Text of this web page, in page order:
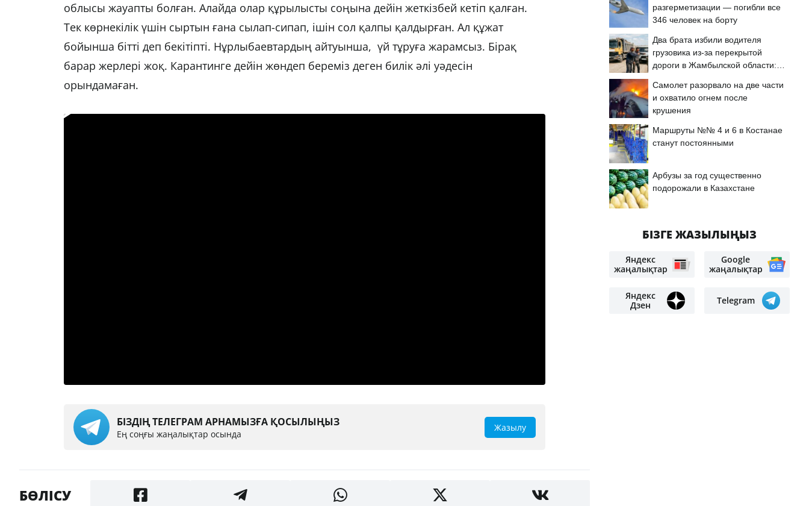
облысы жауапты болған. Алайда олар құрылысты соңына дейін жеткізбей кетіп қалған.
Тек көрнекілік үшін сыртын ғана сылап-сипап, ішін сол қалпы қалдырған. Ал құжат
бойынша бітті деп бекітіпті. Нұрлыбаевтардың айтуынша, үй тұруға жарамсыз. Бірақ
барар жерлері жоқ. Карантинге дейін жөндеп береміз деген билік әлі уәдесін
орындамаған.
БІЗДІҢ ТЕЛЕГРАМ АРНАМЫЗҒА ҚОСЫЛЫҢЫЗ
Ең соңғы жаңалықтар осында
Жазылу
БӨЛІСУ
разгерметизации — погибли все
346 человек на борту
Два брата избили водителя
грузовика из-за перекрытой
дороги в Жамбылской области:
Самолет разорвало на две части
и охватило огнем после
крушения
Маршруты №№ 4 и 6 в Костанае
станут постоянными
Арбузы за год существенно
подорожали в Казахстане
БІЗГЕ ЖАЗЫЛЫҢЫЗ
Яндекс
жаңалықтар
Google
жаңалықтар
Яндекс
Дзен
Telegram